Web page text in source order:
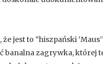
jest to “hiszpański
banalna zagrywka, której